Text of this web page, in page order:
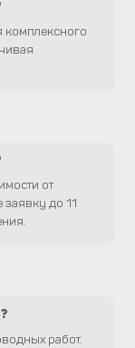
от
до 11
работ.